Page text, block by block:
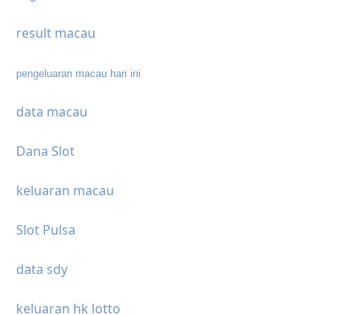
result macau
pengeluaran macau hari ini
data macau
Dana Slot
keluaran macau
Slot Pulsa
data sdy
keluaran hk lotto